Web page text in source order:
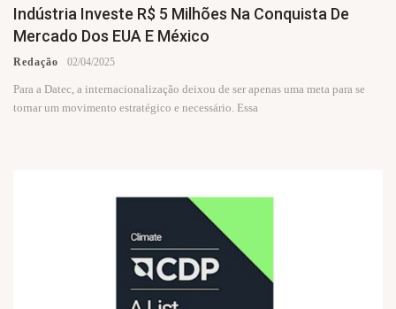
Indústria Investe R$ 5 Milhões Na Conquista De
Mercado Dos EUA E México
Redação 02/04/2025
Para a Datec, a internacionalização deixou de ser apenas uma meta para se
tornar um movimento estratégico e necessário. Essa